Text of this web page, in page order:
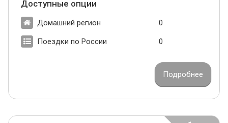
Доступные опции
Домашний регион 0
Поездки по России 0
Подробнее